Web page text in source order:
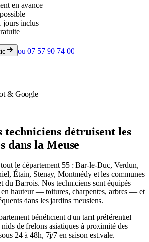
en avance
jours inclus
ou 07 57 90 74 00
& Google
techniciens détruisent les
dans la Meuse
le département 55 : Bar-le-Duc, Verdun,
Étain, Stenay, Montmédy et les communes
du Barrois. Nos techniciens sont équipés
hauteur — toitures, charpentes, arbres — et
dans les jardins meusiens.
bénéficient d'un tarif préférentiel
de frelons asiatiques à proximité des
24 à 48h, 7j/7 en saison estivale.